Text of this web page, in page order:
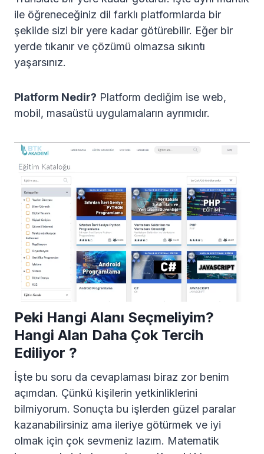
ile öğreneceğiniz dil farklı platformlarda bir
şekilde sizi bir yere kadar götürebilir. Eğer bir
yerde tıkanır ve çözümü olmazsa sıkıntı
yaşarsınız.
Platform Nedir? Platform dediğim ise web,
mobil, masaüstü uygulamaların ayrımıdır.
Peki Hangi Alanı Seçmeliyim?
Hangi Alan Daha Çok Tercih
Ediliyor ?
İşte bu soru da cevaplaması biraz zor benim
açımdan. Çünkü kişilerin yetkinliklerini
bilmiyorum. Sonuçta bu işlerden güzel paralar
kazanabilirsiniz ama ileriye götürmek ve iyi
olmak için çok sevmeniz lazım. Matematik